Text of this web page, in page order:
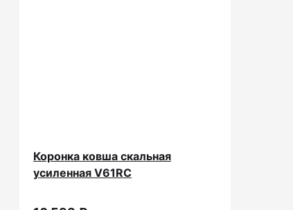
Коронка ковша скальная
усиленная V61RC